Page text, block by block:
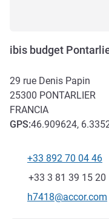
ibis budget
29 rue Denis Papin
25300 PONTARLIER
FRANCIA
GPS:46.909624,
Teléfono
+33 892 70 04 46
Fax
+33 3 81 39 15 20
Correo electrónico
h7418@accor.com